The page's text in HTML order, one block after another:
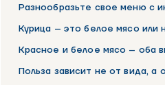
Разнообразьте свое меню с
Курица – это белое мясо или
Красное и белое мясо – оба
Польза зависит не от вида, а